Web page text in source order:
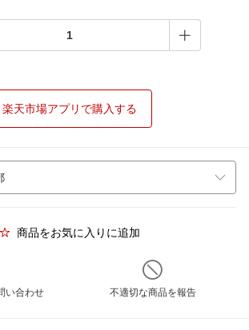
楽天市場アプリで購入する
商品をお気に入りに追加
い合わせ 不適切な商品を報告